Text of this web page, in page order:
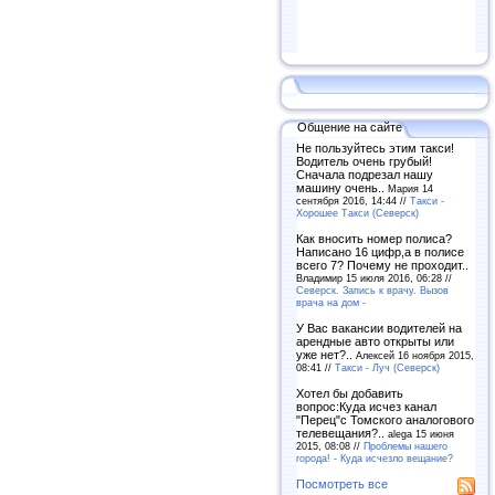
Общение на сайте
Не пользуйтесь этим такси!
Водитель очень грубый!
Сначала подрезал нашу
машину очень.. Мария 14
сентября 2016, 14:44 // Такси -
Хорошее Такси (Северск)
Как вносить номер полиса?
Написано 16 цифр,а в полисе
всего 7? Почему не проходит..
Владимир 15 июля 2016, 06:28 //
Северск. Запись к врачу. Вызов
врача на дом -
У Вас вакансии водителей на
арендные авто открыты или
уже нет?.. Алексей 16 ноября 2015,
08:41 // Такси - Луч (Северск)
Хотел бы добавить
вопрос:Куда исчез канал
"Перец"с Томского аналогового
телевещания?.. alega 15 июня
2015, 08:08 // Проблемы нашего
города! - Куда исчезло вещание?
Посмотреть все